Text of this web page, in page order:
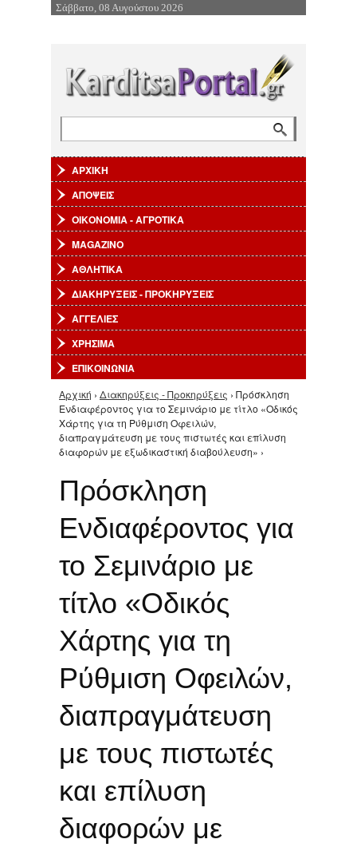
Επιστροφή στην Πλοήγηση
Σάββατο, 08 Αυγούστου 2026
ΑΡΧΙΚΗ
ΑΠΟΨΕΙΣ
ΟΙΚΟΝΟΜΙΑ - ΑΓΡΟΤΙΚΑ
MAGAZINO
ΑΘΛΗΤΙΚΑ
ΔΙΑΚΗΡΥΞΕΙΣ - ΠΡΟΚΗΡΥΞΕΙΣ
ΑΓΓΕΛΙΕΣ
ΧΡΗΣΙΜΑ
ΕΠΙΚΟΙΝΩΝΙΑ
Είστε εδώ
Αρχική › Διακηρύξεις - Προκηρύξεις › Πρόσκληση
Ενδιαφέροντος για το Σεμινάριο με τίτλο «Οδικός
Χάρτης για τη Ρύθμιση Οφειλών,
διαπραγμάτευση με τους πιστωτές και επίλυση
διαφορών με εξωδικαστική διαβούλευση» ›
Πρόσκληση
Ενδιαφέροντος για
το Σεμινάριο με
τίτλο «Οδικός
Χάρτης για τη
Ρύθμιση Οφειλών,
διαπραγμάτευση
με τους πιστωτές
και επίλυση
διαφορών με